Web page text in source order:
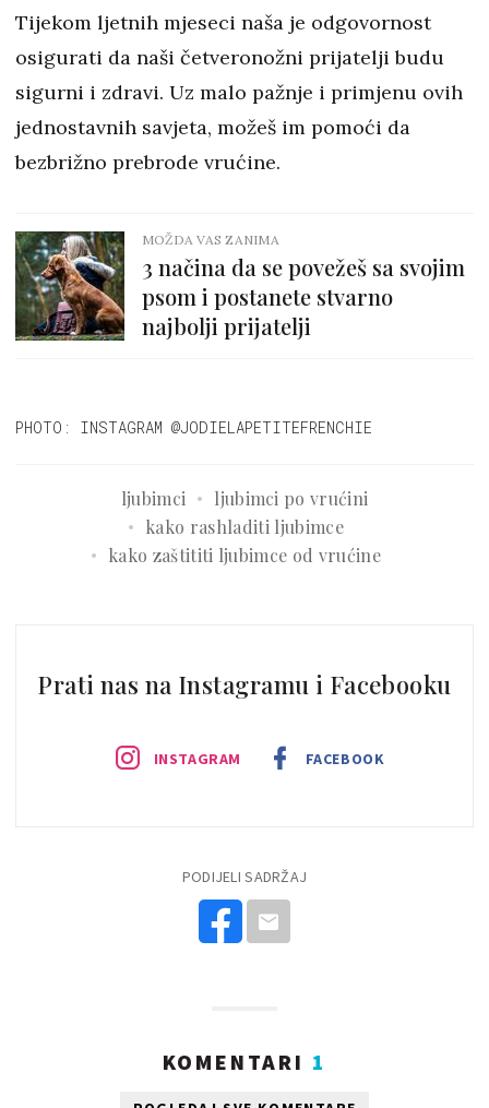
Tijekom ljetnih mjeseci naša je odgovornost
osigurati da naši četveronožni prijatelji budu
sigurni i zdravi. Uz malo pažnje i primjenu ovih
jednostavnih savjeta, možeš im pomoći da
bezbrižno prebrode vrućine.
MOŽDA VAS ZANIMA
3 načina da se povežeš sa svojim
psom i postanete stvarno
najbolji prijatelji
PHOTO: INSTAGRAM @JODIELAPETITEFRENCHIE
ljubimci
ljubimci po vrućini
kako rashladiti ljubimce
kako zaštititi ljubimce od vrućine
Prati nas na Instagramu i Facebooku
INSTAGRAM FACEBOOK
PODIJELI SADRŽAJ
KOMENTARI 1